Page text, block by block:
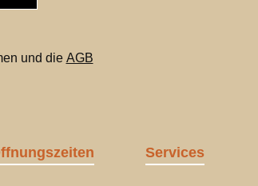
und die AGB
Services